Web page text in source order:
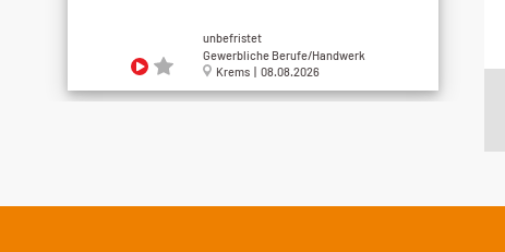
unbefristet
Gewerbliche Berufe/Handwerk
Krems | 08.08.2026